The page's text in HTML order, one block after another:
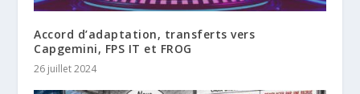
Accord d’adaptation, transferts vers
Capgemini, FPS IT et FROG
26 juillet 2024